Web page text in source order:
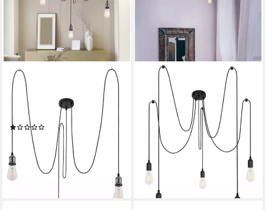
GLOBO LIGHTING
Hängeleuchte OLIVER, ohne
Leuchtmittel,
Hängelampe/Pendelleuchte/Esszimmer/Wohnzimmer/Esstisch
ab 47,99 € UVP 79,99 €
-40%
lieferbar - in 6-8 Werktagen bei dir
GLOBO LIGHTING
Hängeleuchte OLIVER, ohne
Leuchtmittel,
Hängelampe/Pendelleuchte/
49,98 €
UVP79,99 €
lieferbar - in 6-8 Werktagen bei dir